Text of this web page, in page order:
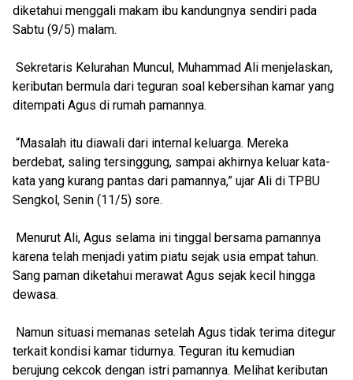
diketahui menggali makam ibu kandungnya sendiri pada
Sabtu (9/5) malam.
Sekretaris Kelurahan Muncul, Muhammad Ali menjelaskan,
keributan bermula dari teguran soal kebersihan kamar yang
ditempati Agus di rumah pamannya.
“Masalah itu diawali dari internal keluarga. Mereka
berdebat, saling tersinggung, sampai akhirnya keluar kata-
kata yang kurang pantas dari pamannya,” ujar Ali di TPBU
Sengkol, Senin (11/5) sore.
Menurut Ali, Agus selama ini tinggal bersama pamannya
karena telah menjadi yatim piatu sejak usia empat tahun.
Sang paman diketahui merawat Agus sejak kecil hingga
dewasa.
Namun situasi memanas setelah Agus tidak terima ditegur
terkait kondisi kamar tidurnya. Teguran itu kemudian
berujung cekcok dengan istri pamannya. Melihat keributan